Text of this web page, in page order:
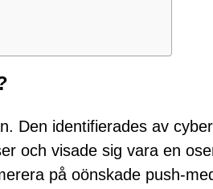
Den identifierades av
och visade sig vara en
på oönskade push-